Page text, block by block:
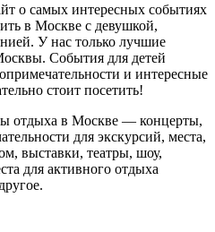
о самых интересных событиях
в Москве с девушкой,
У нас только лучшие
События для детей
и интересные
стоит посетить!
отдыха в Москве — концерты,
для экскурсий, места,
выставки, театры, шоу,
для активного отдыха